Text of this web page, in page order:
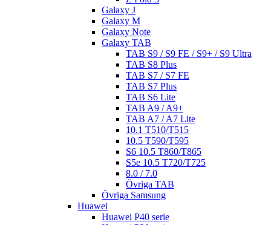
Galaxy J
Galaxy M
Galaxy Note
Galaxy TAB
TAB S9 / S9 FE / S9+ / S9 Ultra
TAB S8 Plus
TAB S7 / S7 FE
TAB S7 Plus
TAB S6 Lite
TAB A9 / A9+
TAB A7 / A7 Lite
10.1 T510/T515
10.5 T590/T595
S6 10.5 T860/T865
S5e 10.5 T720/T725
8.0 / 7.0
Övriga TAB
Övriga Samsung
Huawei
Huawei P40 serie